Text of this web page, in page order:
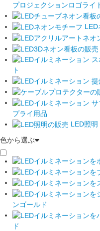
プロジェクションロゴライ
LED
ト
プライ用品
LED照明
色から選ぶ
ンゴールド
ド